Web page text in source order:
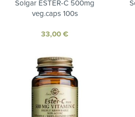
Solgar ESTER-C 500mg
veg.caps 100s
33,00€